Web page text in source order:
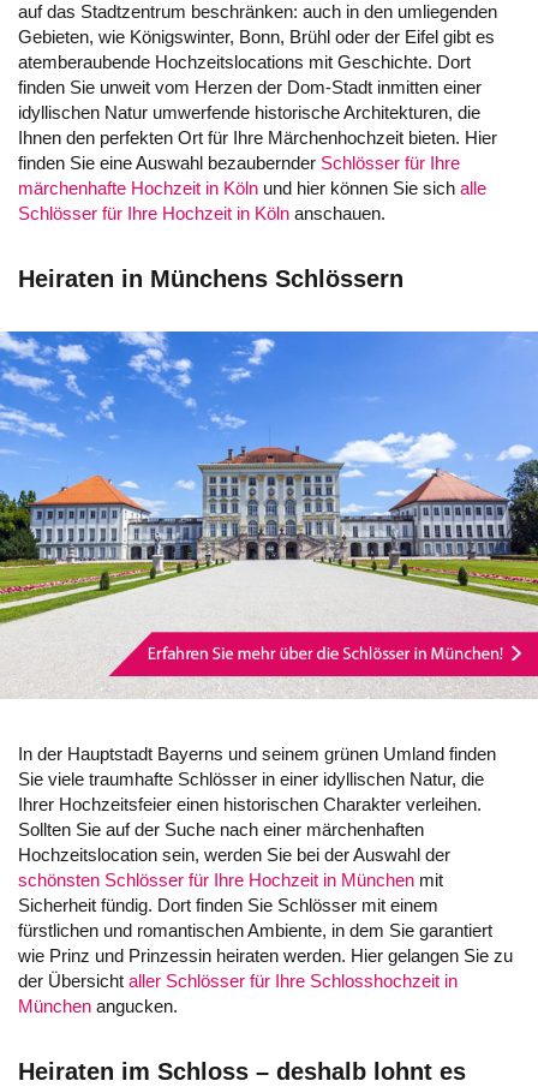
auf das Stadtzentrum beschränken: auch in den umliegenden
Gebieten, wie Königswinter, Bonn, Brühl oder der Eifel gibt es
atemberaubende Hochzeitslocations mit Geschichte. Dort
finden Sie unweit vom Herzen der Dom-Stadt inmitten einer
idyllischen Natur umwerfende historische Architekturen, die
Ihnen den perfekten Ort für Ihre Märchenhochzeit bieten. Hier
finden Sie eine Auswahl bezaubernder Schlösser für Ihre
märchenhafte Hochzeit in Köln und hier können Sie sich alle
Schlösser für Ihre Hochzeit in Köln anschauen.
Heiraten in Münchens Schlössern
In der Hauptstadt Bayerns und seinem grünen Umland finden
Sie viele traumhafte Schlösser in einer idyllischen Natur, die
Ihrer Hochzeitsfeier einen historischen Charakter verleihen.
Sollten Sie auf der Suche nach einer märchenhaften
Hochzeitslocation sein, werden Sie bei der Auswahl der
schönsten Schlösser für Ihre Hochzeit in München mit
Sicherheit fündig. Dort finden Sie Schlösser mit einem
fürstlichen und romantischen Ambiente, in dem Sie garantiert
wie Prinz und Prinzessin heiraten werden. Hier gelangen Sie zu
der Übersicht aller Schlösser für Ihre Schlosshochzeit in
München angucken.
Heiraten im Schloss – deshalb lohnt es